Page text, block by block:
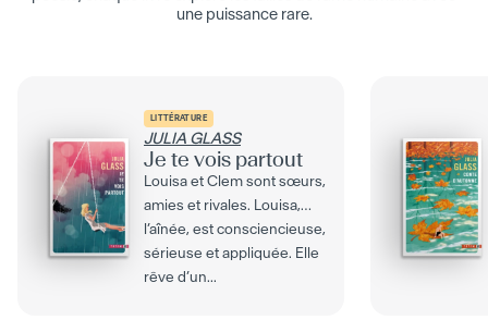
une puissance rare.
LITTÉRATURE
JULIA GLASS
Je te vois partout
Louisa et Clem sont sœurs,
amies et rivales. Louisa,
l’aînée, est consciencieuse,
sérieuse et appliquée. Elle
rêve d’un...